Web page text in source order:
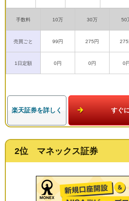
手数料 10万 30万 50
売買ごと 99円 275円 275
1日定額 0円 0円 0
楽天証券を詳しく すぐ
2位 マネックス証券